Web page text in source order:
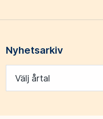
Nyhetsarkiv
Välj årtal